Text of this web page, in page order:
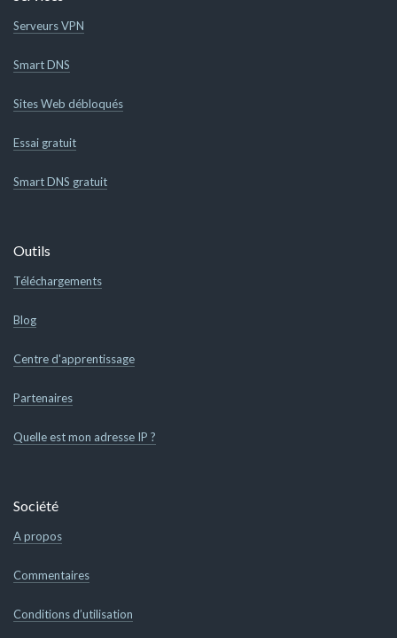
Serveurs VPN
Smart DNS
Sites Web débloqués
Essai gratuit
Smart DNS gratuit
Outils
Téléchargements
Blog
Centre d'apprentissage
Partenaires
Quelle est mon adresse IP ?
Société
A propos
Commentaires
Conditions d’utilisation